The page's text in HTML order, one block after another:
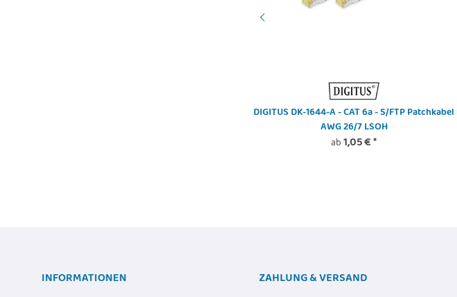
DIGITUS DK-1644-A - CAT 6a - S/FTP Patchkabel
AWG 26/7 LSOH
ab1,05 €*
INFORMATIONEN ZAHLUNG & VERSAND